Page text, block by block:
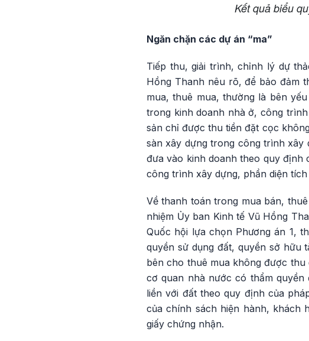
Kết quả biểu
Ngăn chặn các dự án “ma”
Tiếp thu, giải trình, chỉnh lý dự
Hồng Thanh nêu rõ, để bảo đảm
mua, thuê mua, thường là bên
trong kinh doanh nhà ở, công
sản chỉ được thu tiền đặt cọc
sàn xây dựng trong công trình
đưa vào kinh doanh theo quy định
công trình xây dựng, phần diện
Về thanh toán trong mua bán,
nhiệm Ủy ban Kinh tế Vũ Hồng
Quốc hội lựa chọn Phương án 1,
quyền sử dụng đất, quyền sở hữu
bên cho thuê mua không được
cơ quan nhà nước có thẩm
liền với đất theo quy định của
của chính sách hiện hành, khách
giấy chứng nhận.